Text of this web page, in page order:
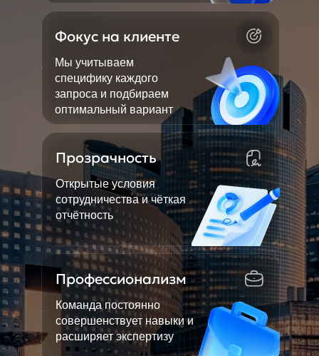
Фокус на клиенте
Мы учитываем
специфику каждого
запроса и подбираем
оптимальный вариант
Прозрачность
Открытые условия
сотрудничества и чёткая
отчётность
Профессионализм
Команда постоянно
совершенствует навыки и
расширяет экспертизу